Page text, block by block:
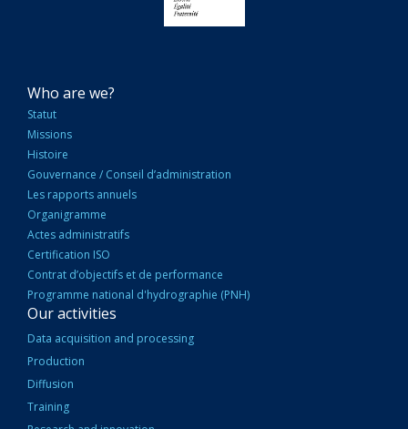
NAVIGATION
PRINCIPALE
Who are we?
Statut
Missions
Histoire
Gouvernance / Conseil d’administration
Les rapports annuels
Organigramme
Actes administratifs
Certification ISO
Contrat d’objectifs et de performance
Programme national d'hydrographie (PNH)
Our activities
Data acquisition and processing
Production
Diffusion
Training